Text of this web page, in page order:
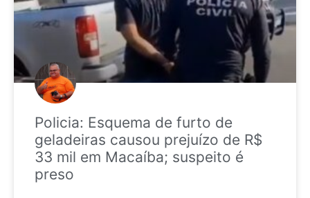
Policia: Esquema de furto de
geladeiras causou prejuízo de R$
33 mil em Macaíba; suspeito é
preso